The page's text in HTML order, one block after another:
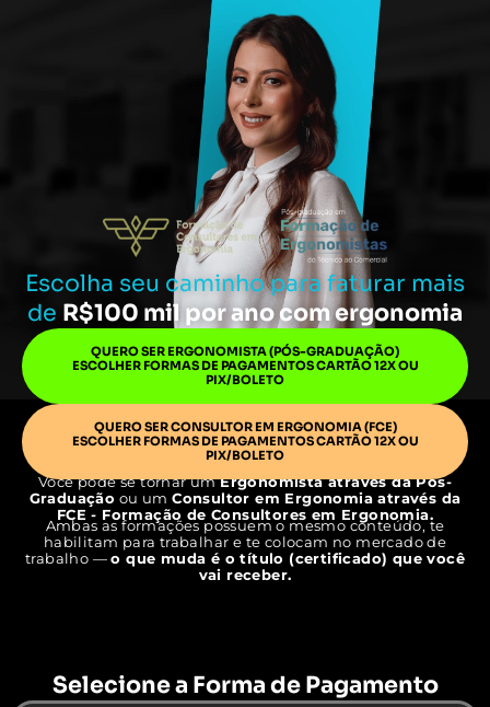
Escolha seu caminho para faturar mais
de R$100 mil por ano com ergonomia
Você pode se tornar umErgonomista através da Pós-
Graduação ou umConsultor em Ergonomia através da
FCE - Formação de Consultores em Ergonomia.
Ambas as formações possuem o mesmo conteúdo, te
habilitam para trabalhar e te colocam no mercado de
trabalho —o que muda é o título (certificado) que você
vai receber.
QUERO SER ERGONOMISTA (PÓS-GRADUAÇÃO)
ESCOLHER FORMAS DE PAGAMENTOS CARTÃO 12X OU
PIX/BOLETO
QUERO SER CONSULTOR EM ERGONOMIA (FCE)
ESCOLHER FORMAS DE PAGAMENTOS CARTÃO 12X OU
PIX/BOLETO
Selecione a Forma de Pagamento